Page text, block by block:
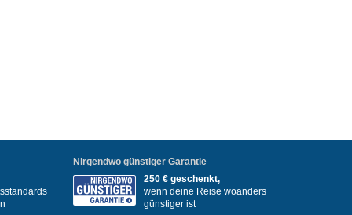
Nirgendwo günstiger Garantie
250 € geschenkt,
wenn deine Reise woanders
günstiger ist